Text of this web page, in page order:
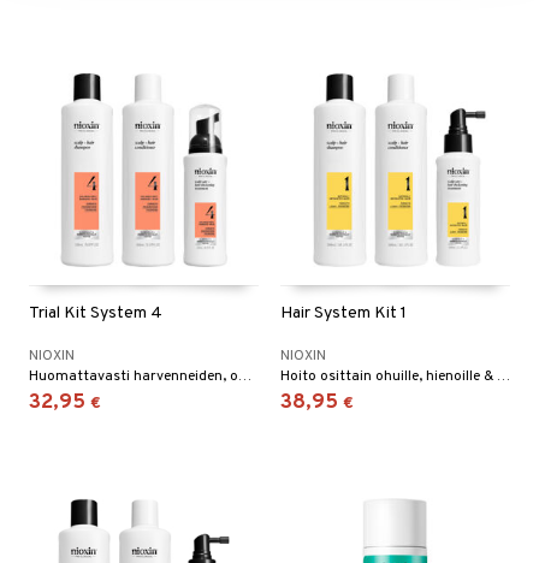
Trial Kit System 4
NIOXIN
Huomattavasti harvenneiden, ohuiden ja kemiallisesti käsiteltyjen hiusten hoito.
32,95 €
Hair System Kit 1
NIOXIN
Hoito osittain ohuille, hienoille & käsittelemättömille hiuksille.
38,95 €